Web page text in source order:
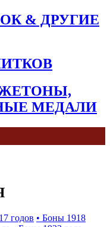
& ДРУГИЕ
МЕДАЛИ
годов • Боны 1918